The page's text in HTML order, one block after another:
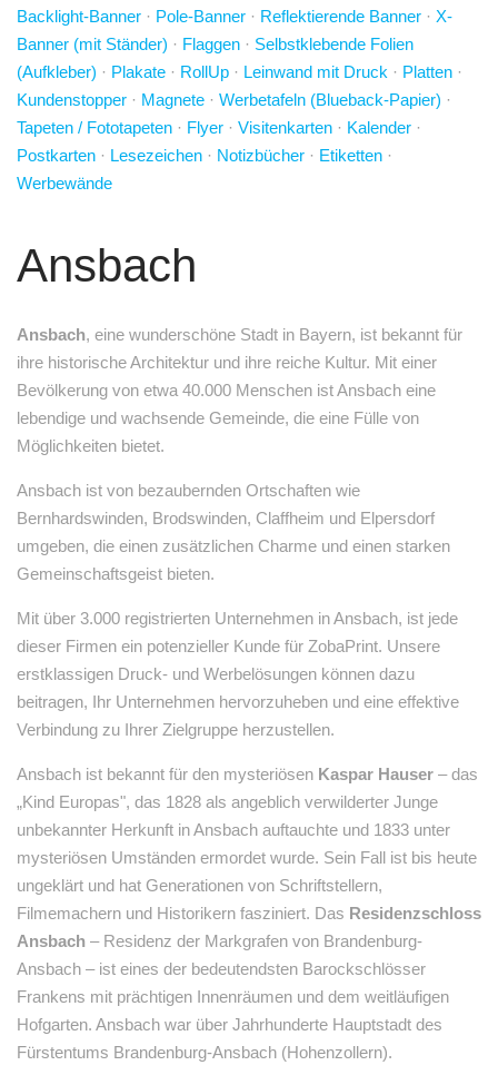
Backlight-Banner · Pole-Banner · Reflektierende Banner · X-
Banner (mit Ständer) · Flaggen · Selbstklebende Folien
(Aufkleber) · Plakate · RollUp · Leinwand mit Druck · Platten ·
Kundenstopper · Magnete · Werbetafeln (Blueback-Papier) ·
Tapeten / Fototapeten · Flyer · Visitenkarten · Kalender ·
Postkarten · Lesezeichen · Notizbücher · Etiketten ·
Werbewände
Ansbach
Ansbach, eine wunderschöne Stadt in Bayern, ist bekannt für
ihre historische Architektur und ihre reiche Kultur. Mit einer
Bevölkerung von etwa 40.000 Menschen ist Ansbach eine
lebendige und wachsende Gemeinde, die eine Fülle von
Möglichkeiten bietet.
Ansbach ist von bezaubernden Ortschaften wie
Bernhardswinden, Brodswinden, Claffheim und Elpersdorf
umgeben, die einen zusätzlichen Charme und einen starken
Gemeinschaftsgeist bieten.
Mit über 3.000 registrierten Unternehmen in Ansbach, ist jede
dieser Firmen ein potenzieller Kunde für ZobaPrint. Unsere
erstklassigen Druck- und Werbelösungen können dazu
beitragen, Ihr Unternehmen hervorzuheben und eine effektive
Verbindung zu Ihrer Zielgruppe herzustellen.
Ansbach ist bekannt für den mysteriösen Kaspar Hauser – das
„Kind Europas", das 1828 als angeblich verwilderter Junge
unbekannter Herkunft in Ansbach auftauchte und 1833 unter
mysteriösen Umständen ermordet wurde. Sein Fall ist bis heute
ungeklärt und hat Generationen von Schriftstellern,
Filmemachern und Historikern fasziniert. Das Residenzschloss
Ansbach – Residenz der Markgrafen von Brandenburg-
Ansbach – ist eines der bedeutendsten Barockschlösser
Frankens mit prächtigen Innenräumen und dem weitläufigen
Hofgarten. Ansbach war über Jahrhunderte Hauptstadt des
Fürstentums Brandenburg-Ansbach (Hohenzollern).